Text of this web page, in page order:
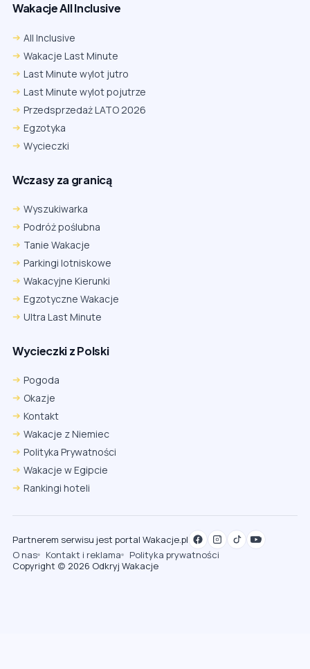
Wakacje All Inclusive
All Inclusive
Wakacje Last Minute
Last Minute wylot jutro
Last Minute wylot pojutrze
Przedsprzedaż LATO 2026
Egzotyka
Wycieczki
Wczasy za granicą
Wyszukiwarka
Podróż poślubna
Tanie Wakacje
Parkingi lotniskowe
Wakacyjne Kierunki
Egzotyczne Wakacje
Ultra Last Minute
Wycieczki z Polski
Pogoda
Okazje
Kontakt
Wakacje z Niemiec
Polityka Prywatności
Wakacje w Egipcie
Rankingi hoteli
Partnerem serwisu jest portal Wakacje.pl
O nas
Kontakt i reklama
Polityka prywatności
Copyright (c) 2026 Odkryj Wakacje